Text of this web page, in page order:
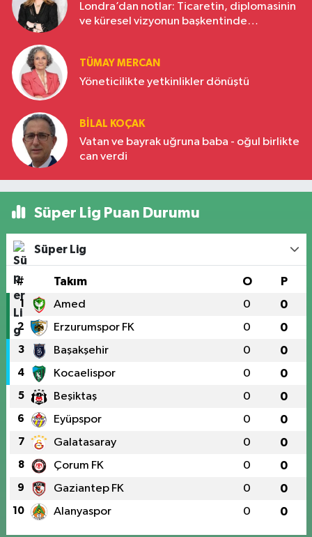
Londra’dan notlar: Ticaretin, diplomasinin
ve küresel vizyonun başkentinde
TÜMAY MERCAN
Yöneticilikte yetkinlikler dönüştü
BILAL KOÇAK
Vatan ve bayrak uğruna baba - oğul birlikte
can verdi
Süper Lig Puan Durumu
Süper Lig
# Takım O P
1 Amed 0 0
2 Erzurumspor FK 0 0
3 Başakşehir 0 0
4 Kocaelispor 0 0
5 Beşiktaş 0 0
6 Eyüpspor 0 0
7 Galatasaray 0 0
8 Çorum FK 0 0
9 Gaziantep FK 0 0
10 Alanyaspor 0 0